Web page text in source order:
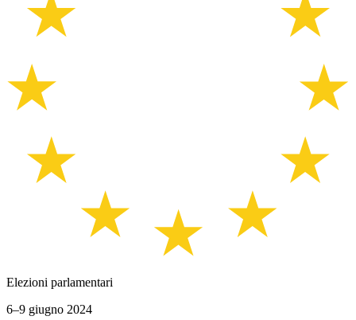
Elezioni parlamentari
6–9 giugno 2024